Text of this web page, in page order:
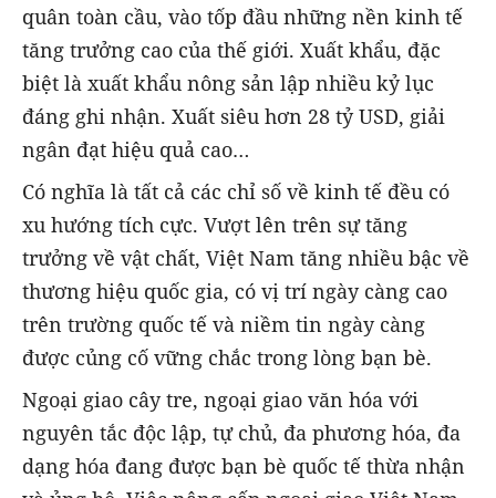
quân toàn cầu, vào tốp đầu những nền kinh tế
tăng trưởng cao của thế giới. Xuất khẩu, đặc
biệt là xuất khẩu nông sản lập nhiều kỷ lục
đáng ghi nhận. Xuất siêu hơn 28 tỷ USD, giải
ngân đạt hiệu quả cao…
Có nghĩa là tất cả các chỉ số về kinh tế đều có
xu hướng tích cực. Vượt lên trên sự tăng
trưởng về vật chất, Việt Nam tăng nhiều bậc về
thương hiệu quốc gia, có vị trí ngày càng cao
trên trường quốc tế và niềm tin ngày càng
được củng cố vững chắc trong lòng bạn bè.
Ngoại giao cây tre, ngoại giao văn hóa với
nguyên tắc độc lập, tự chủ, đa phương hóa, đa
dạng hóa đang được bạn bè quốc tế thừa nhận